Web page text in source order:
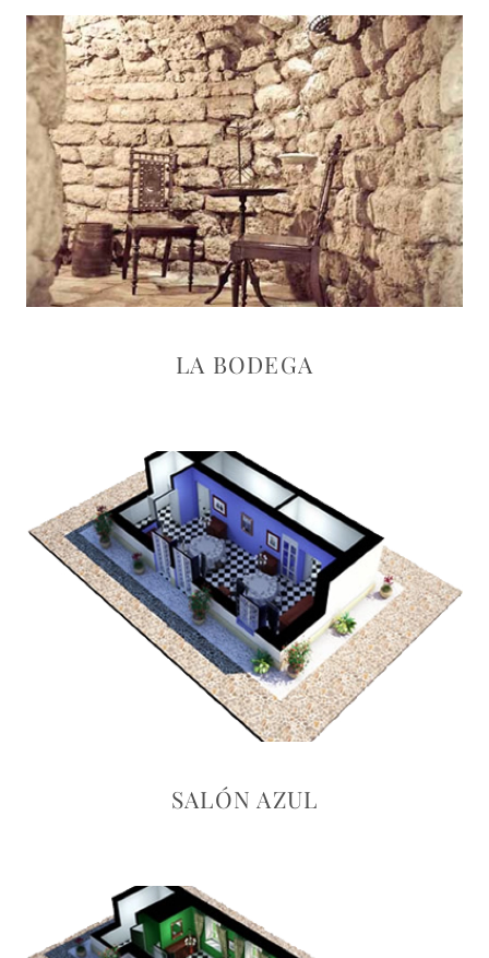
LA BODEGA
SALÓN AZUL